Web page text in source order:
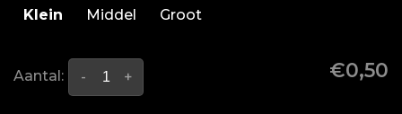
Klein Middel Groot
Aantal: +
- €0,50